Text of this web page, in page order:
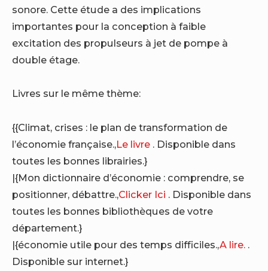
sonore. Cette étude a des implications
importantes pour la conception à faible
excitation des propulseurs à jet de pompe à
double étage.
Livres sur le même thème:
{{Climat, crises : le plan de transformation de
l’économie française.,Le livre . Disponible dans
toutes les bonnes librairies.}
|{Mon dictionnaire d’économie : comprendre, se
positionner, débattre.,Clicker Ici . Disponible dans
toutes les bonnes bibliothèques de votre
département.}
|{économie utile pour des temps difficiles.,A lire. .
Disponible sur internet.}